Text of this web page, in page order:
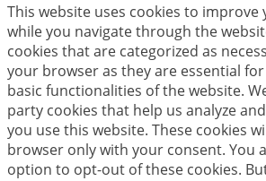
This website uses cookies to improve
while you navigate through the
cookies that are categorized as
your browser as they are essential
basic functionalities of the website.
party cookies that help us analyze
you use this website. These cookies
browser only with your consent. You
option to opt-out of these cookies.